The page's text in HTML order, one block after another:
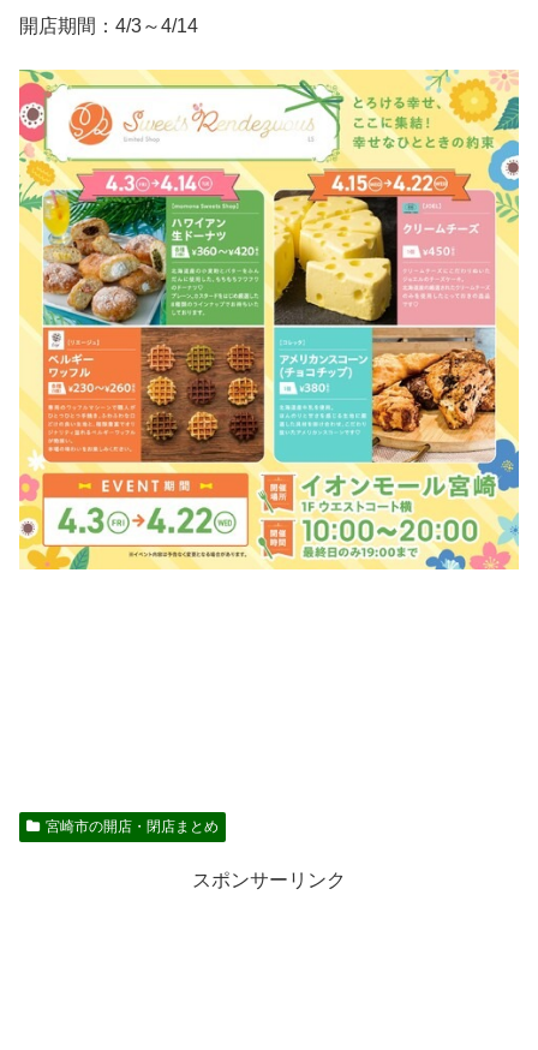
開店期間：4/3～4/14
宮崎市の開店・閉店まとめ
スポンサーリンク